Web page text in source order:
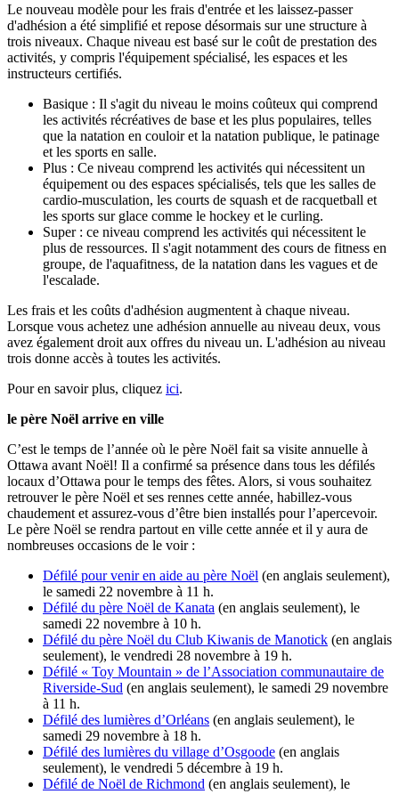
Le nouveau modèle pour les frais d'entrée et les laissez-passer
d'adhésion a été simplifié et repose désormais sur une structure à
trois niveaux. Chaque niveau est basé sur le coût de prestation des
activités, y compris l'équipement spécialisé, les espaces et les
instructeurs certifiés.
Basique : Il s'agit du niveau le moins coûteux qui comprend
les activités récréatives de base et les plus populaires, telles
que la natation en couloir et la natation publique, le patinage
et les sports en salle.
Plus : Ce niveau comprend les activités qui nécessitent un
équipement ou des espaces spécialisés, tels que les salles de
cardio-musculation, les courts de squash et de racquetball et
les sports sur glace comme le hockey et le curling.
Super : ce niveau comprend les activités qui nécessitent le
plus de ressources. Il s'agit notamment des cours de fitness en
groupe, de l'aquafitness, de la natation dans les vagues et de
l'escalade.
Les frais et les coûts d'adhésion augmentent à chaque niveau.
Lorsque vous achetez une adhésion annuelle au niveau deux, vous
avez également droit aux offres du niveau un. L'adhésion au niveau
trois donne accès à toutes les activités.
Pour en savoir plus, cliquez ici.
le père Noël arrive en ville
C’est le temps de l’année où le père Noël fait sa visite annuelle à
Ottawa avant Noël! Il a confirmé sa présence dans tous les défilés
locaux d’Ottawa pour le temps des fêtes. Alors, si vous souhaitez
retrouver le père Noël et ses rennes cette année, habillez-vous
chaudement et assurez-vous d’être bien installés pour l’apercevoir.
Le père Noël se rendra partout en ville cette année et il y aura de
nombreuses occasions de le voir :
Défilé pour venir en aide au père Noël (en anglais seulement),
le samedi 22 novembre à 11 h.
Défilé du père Noël de Kanata (en anglais seulement), le
samedi 22 novembre à 10 h.
Défilé du père Noël du Club Kiwanis de Manotick (en anglais
seulement), le vendredi 28 novembre à 19 h.
Défilé « Toy Mountain » de l’Association communautaire de
Riverside-Sud (en anglais seulement), le samedi 29 novembre
à 11 h.
Défilé des lumières d’Orléans (en anglais seulement), le
samedi 29 novembre à 18 h.
Défilé des lumières du village d’Osgoode (en anglais
seulement), le vendredi 5 décembre à 19 h.
Défilé de Noël de Richmond (en anglais seulement), le